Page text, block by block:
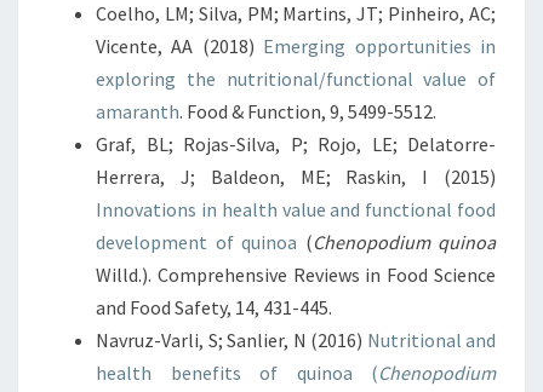
Coelho, LM; Silva, PM; Martins, JT; Pinheiro, AC;
Vicente, AA (2018) Emerging opportunities in
exploring the nutritional/functional value of
amaranth. Food & Function, 9, 5499-5512.
Graf, BL; Rojas-Silva, P; Rojo, LE; Delatorre-
Herrera, J; Baldeon, ME; Raskin, I (2015)
Innovations in health value and functional food
development of quinoa (Chenopodium quinoa
Willd.). Comprehensive Reviews in Food Science
and Food Safety, 14, 431-445.
Navruz-Varli, S; Sanlier, N (2016) Nutritional and
health benefits of quinoa (Chenopodium